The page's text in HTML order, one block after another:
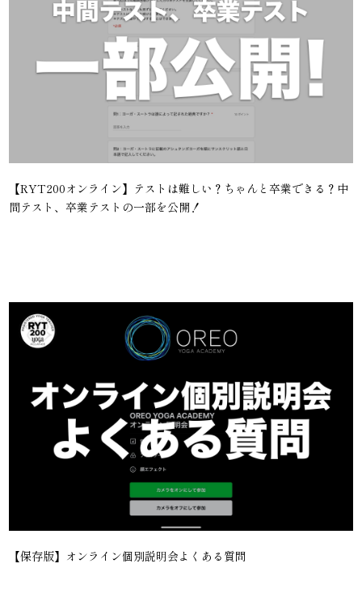
【RYT200オンライン】テストは難しい？ちゃんと卒業できる？中
間テスト、卒業テストの一部を公開！
【保存版】オンライン個別説明会よくある質問